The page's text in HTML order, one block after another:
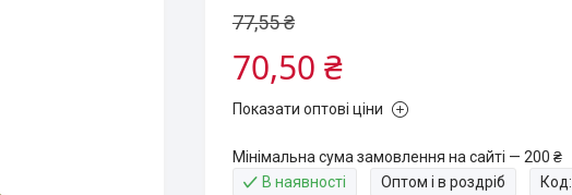
77,55 ₴
70,50 ₴
Показати оптові ціни
Мінімальна сума замовлення на сайті — 200 ₴
В наявності
Оптом і в роздріб Код: